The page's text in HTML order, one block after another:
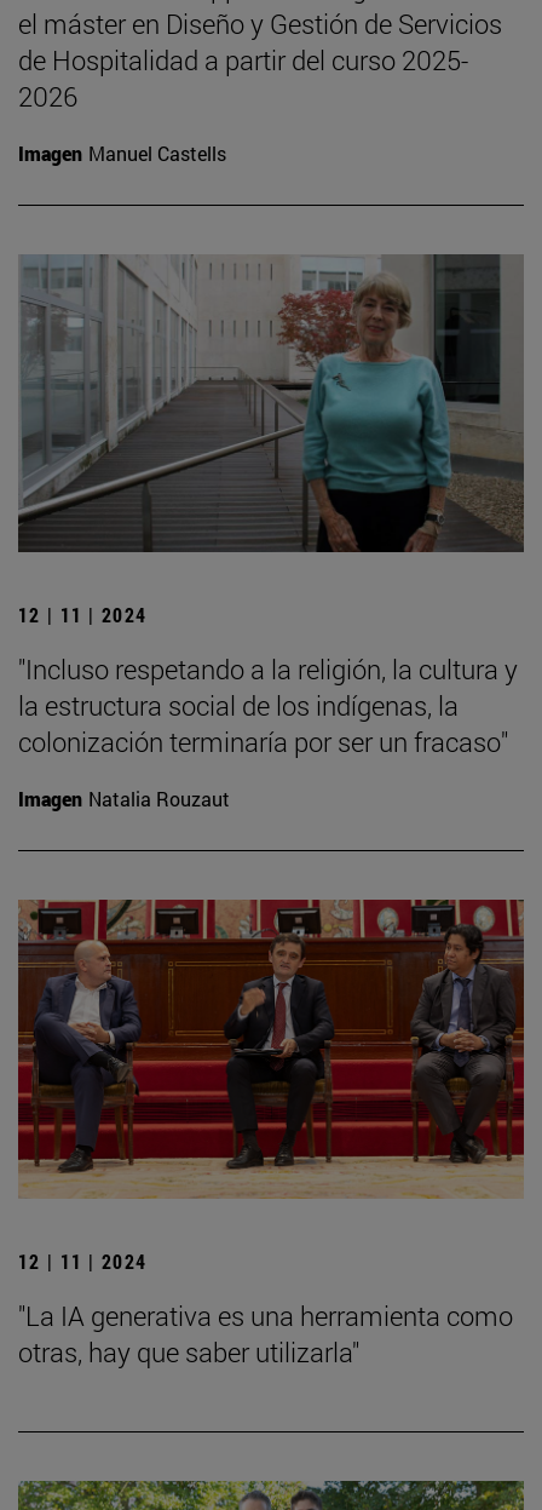
el máster en Diseño y Gestión de Servicios
de Hospitalidad a partir del curso 2025-
2026
Imagen Manuel Castells
12 | 11 | 2024
"Incluso respetando a la religión, la cultura y
la estructura social de los indígenas, la
colonización terminaría por ser un fracaso"
Imagen Natalia Rouzaut
12 | 11 | 2024
"La IA generativa es una herramienta como
otras, hay que saber utilizarla"